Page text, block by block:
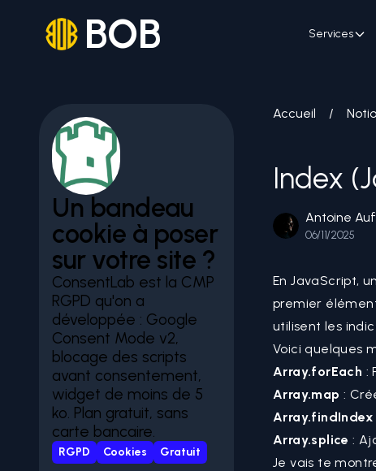
BOB Services
Un bandeau
cookie à poser
sur votre site ?
ConsentLab est la CMP
RGPD qu'on a
développée : Google
Consent Mode v2,
blocage des scripts
avant consentement,
widget de moins de 5
ko. Plan gratuit, sans
carte bancaire.
RGPD Cookies Gratuit
Accueil /
Index
Antoine
06/11/2025
EnJavaScript,
premier
utilisent les
Voici quelques
Array.forEach :
Array.map :
Array.findIndex
Array.splice :
Je vais te